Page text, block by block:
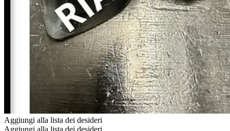
Aggiungi alla lista dei desideri
Aggiungi alla lista dei desideri